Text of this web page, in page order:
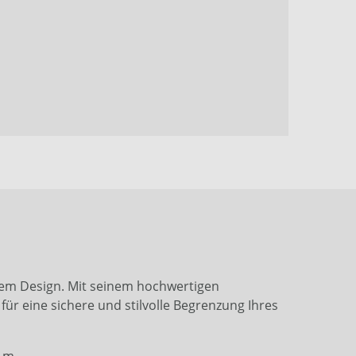
Design. Mit seinem hochwertigen
eine sichere und stilvolle Begrenzung Ihres